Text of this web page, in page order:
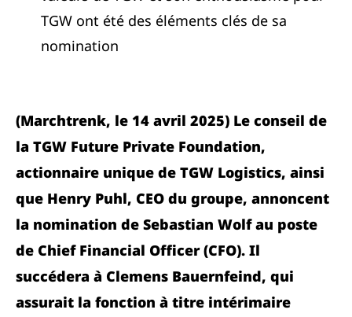
TGW ont été des éléments clés de sa
nomination
(Marchtrenk, le 14 avril 2025) Le conseil de
la TGW Future Private Foundation,
actionnaire unique de TGW Logistics, ainsi
que Henry Puhl, CEO du groupe, annoncent
la nomination de Sebastian Wolf au poste
de Chief Financial Officer (CFO). Il
succédera à Clemens Bauernfeind, qui
assurait la fonction à titre intérimaire